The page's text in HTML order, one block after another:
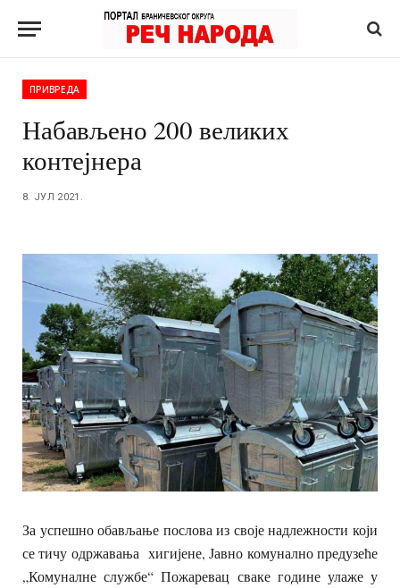
ПРИВРЕДА
Набављено 200 великих
контејнера
8. ЈУЛ 2021.
За успешно обављање послова из своје надлежности који
се тичу одржавања хигијене, Јавно комунално предузеће
„Комуналне службе“ Пожаревац сваке године улаже у